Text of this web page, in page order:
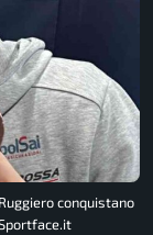
conquistano